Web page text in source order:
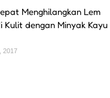
Menghilangkan Lem
Kulit dengan Minyak Kayu
2017